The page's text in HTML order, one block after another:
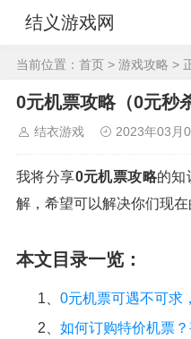
结义游戏网
当前位置： 首页 > 游戏攻略 >
0元机票攻略（0元秒
结衣游戏 2023年03月
我将分享0元机票攻略的知
解，希望可以解决你们现在
本文目录一览：
1、 0元机票可遇不可求
2、 如何订购特价机票